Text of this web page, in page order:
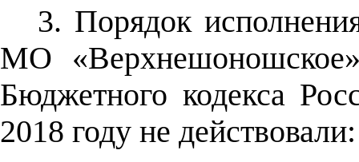
3. Порядок
МО
Бюджетного кодекса
2018 году не